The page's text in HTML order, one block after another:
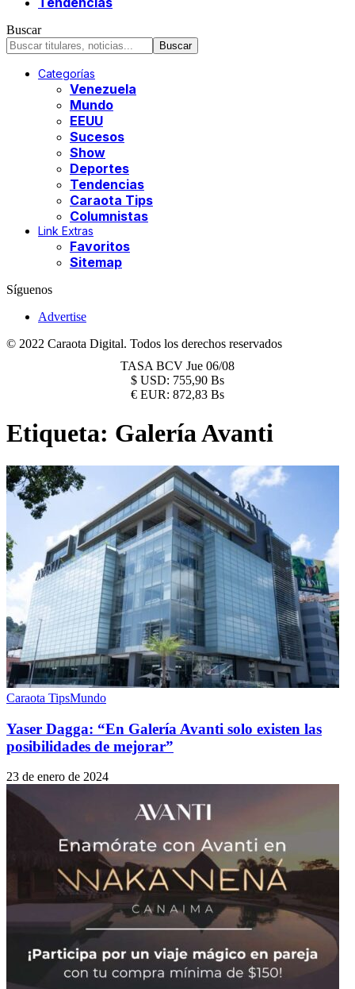
Buscar
Categorías
Venezuela
Mundo
EEUU
Sucesos
Show
Deportes
Tendencias
Caraota Tips
Columnistas
Link Extras
Favoritos
Sitemap
Síguenos
Advertise
© 2022 Caraota Digital. Todos los derechos reservados
TASA BCV Jue 06/08
$ USD: 755,90 Bs
€ EUR: 872,83 Bs
Etiqueta: Galería Avanti
Caraota TipsMundo
Yaser Dagga: “En Galería Avanti solo existen las
posibilidades de mejorar”
23 de enero de 2024